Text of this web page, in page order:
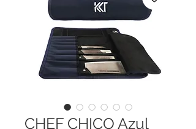
CHEF CHICO Azul